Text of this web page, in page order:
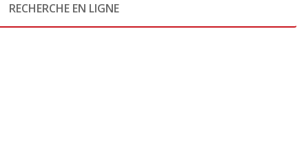
RECHERCHE EN LIGNE